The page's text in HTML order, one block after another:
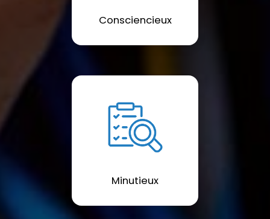
Consciencieux
Minutieux